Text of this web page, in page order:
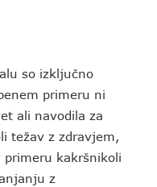
so izključno
primeru ni
ali navodila za
težav z zdravjem,
kakršnikoli
z